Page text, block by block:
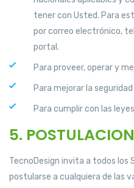
tener con Usted. Para
por correo electrónico,
portal.
Para proveer, operar y
Para mejorar la
Para cumplir con las
5.
TecnoDesign invita a todos
postularse a cualquiera de las